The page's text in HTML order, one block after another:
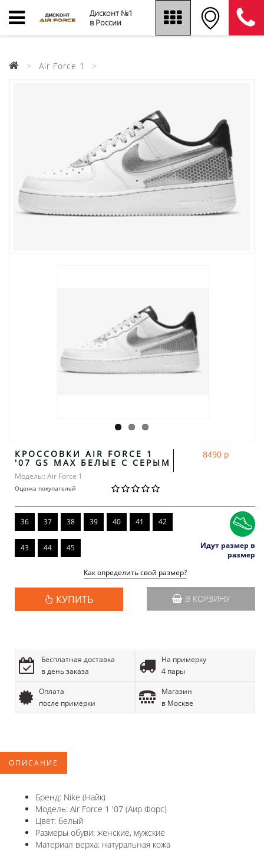
Дисконт №1
в России
Air Force 1
КРОССОВКИ AIR FORCE 1
'07 GS MAX БЕЛЫЕ С СЕРЫМ
Модель:: Air Force 1
Оценка покупателей
8490 р
36 37 38 39 40 41 42
43 44 45
Идут размер в
размер
Как определить свой размер?
КУПИТЬ В КОРЗИНУ
Бесплатная доставка
в день заказа
На примерку
4 пары
Оплата
после примерки
Магазин
в Москве
ОПИСАНИЕ
Бренд: Nike (Найк)
Модель: Air Force 1 '07 (Аир Форс)
Цвет: белый
Размеры обуви: женские, мужские
Материал верха: натуральная кожа